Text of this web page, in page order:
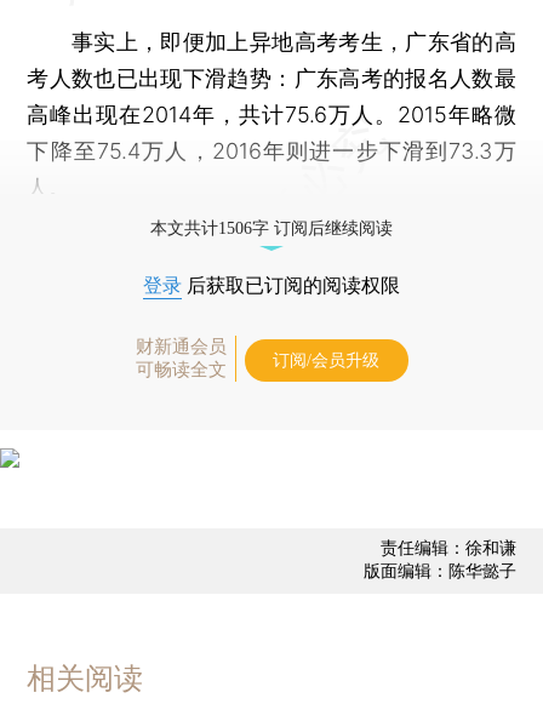
事实上，即便加上异地高考考生，广东省的高
考人数也已出现下滑趋势：广东高考的报名人数最
高峰出现在2014年，共计75.6万人。2015年略微
下降至75.4万人，2016年则进一步下滑到73.3万
人。
本文共计1506字 订阅后继续阅读
登录 后获取已订阅的阅读权限
财新通会员
可畅读全文
订阅/会员升级
责任编辑：徐和谦
版面编辑：陈华懿子
相关阅读